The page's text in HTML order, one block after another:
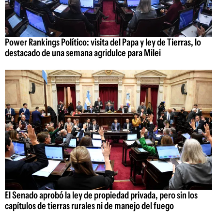
Power Rankings Político: visita del Papa y ley de Tierras, lo
destacado de una semana agridulce para Milei
El Senado aprobó la ley de propiedad privada, pero sin los
capítulos de tierras rurales ni de manejo del fuego